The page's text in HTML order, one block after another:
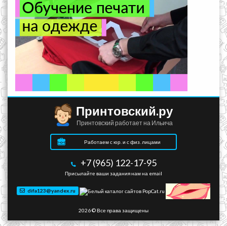
Принтовский.ру
Принтовский работает на Ильича
Работаем с юр. и с физ. лицами
+7 (965) 122-17-95
Присылайте ваши задания нам на email
difa123@yandex.ru
2026 © Все права защищены